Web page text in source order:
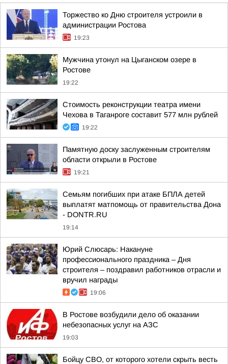
Торжество ко Дню строителя устроили в
администрации Ростова
19:23
Мужчина утонул на Цыганском озере в
Ростове
19:22
Стоимость реконструкции театра имени
Чехова в Таганроге составит 577 млн рублей
19:22
Памятную доску заслуженным строителям
области открыли в Ростове
19:21
Семьям погибших при атаке БПЛА детей
выплатят матпомощь от правительства Дона
- DONTR.RU
19:14
Юрий Слюсарь: Накануне
профессионального праздника – Дня
строителя – поздравил работников отрасли и
вручил награды
19:06
В Ростове возбудили дело об оказании
небезопасных услуг на АЗС
19:03
Бойцу СВО, от которого хотели скрыть весть